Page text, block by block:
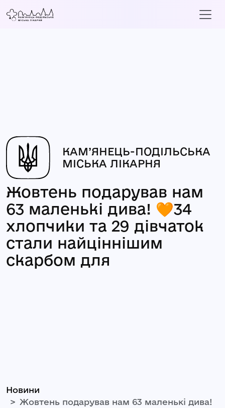
КАМ’ЯНЕЦЬ-ПОДІЛЬСЬКА
МІСЬКА ЛІКАРНЯ
Жовтень подарував нам
63 маленькі дива! 🧡34
хлопчики та 29 дівчаток
стали найціннішим
скарбом для
Новини
Жовтень подарував нам 63 маленькі дива!